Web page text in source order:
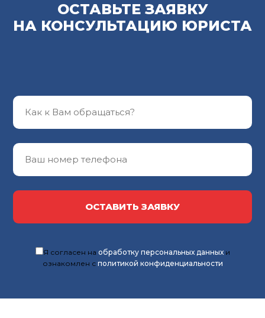
ОСТАВЬТЕ ЗАЯВКУ
НА КОНСУЛЬТАЦИЮ ЮРИСТА
ОСТАВИТЬ ЗАЯВКУ
Я согласен на обработку персональных данныхи
ознакомлен с политикой конфиденциальности